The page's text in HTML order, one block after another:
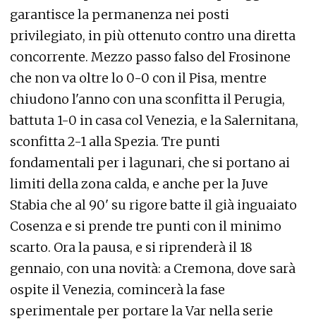
garantisce la permanenza nei posti
privilegiato, in più ottenuto contro una diretta
concorrente. Mezzo passo falso del Frosinone
che non va oltre lo 0-0 con il Pisa, mentre
chiudono l'anno con una sconfitta il Perugia,
battuta 1-0 in casa col Venezia, e la Salernitana,
sconfitta 2-1 alla Spezia. Tre punti
fondamentali per i lagunari, che si portano ai
limiti della zona calda, e anche per la Juve
Stabia che al 90' su rigore batte il già inguaiato
Cosenza e si prende tre punti con il minimo
scarto. Ora la pausa, e si riprenderà il 18
gennaio, con una novità: a Cremona, dove sarà
ospite il Venezia, comincerà la fase
sperimentale per portare la Var nella serie